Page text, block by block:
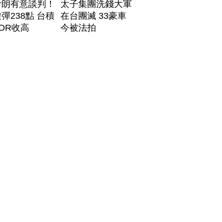
有意談判！
238點 台積
收高
太子集團洗錢大軍
在台團滅 33豪車
今被法拍